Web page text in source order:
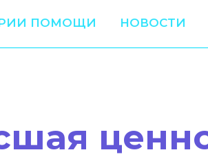
ПОМОЩИ НОВОСТИ